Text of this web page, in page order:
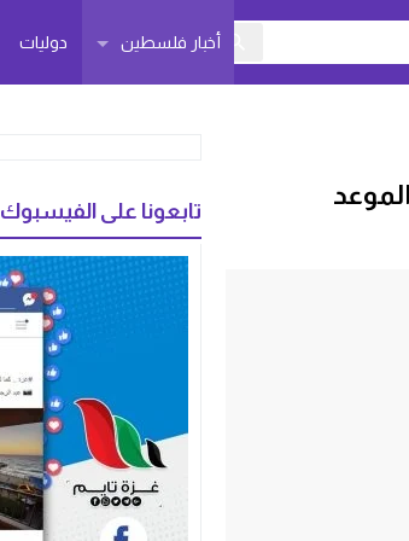
أخبار فلسطين دوليات
تابعونا على الفيسبوك